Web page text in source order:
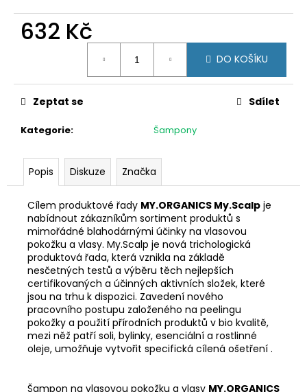
632 Kč
DO KOŠÍKU
Kategorie: Šampony
Zeptat se Sdílet
Popis Diskuze Značka
Cílem produktové řady MY.ORGANICS My.Scalp je
nabídnout zákazníkům sortiment produktů s
mimořádné blahodárnými účinky na vlasovou
pokožku a vlasy. My.Scalp je nová trichologická
produktová řada, která vznikla na základě
nesčetných testů a výběru těch nejlepších
certifikovaných a účinných aktivních složek, které
jsou na trhu k dispozici. Zavedení nového
pracovního postupu založeného na peelingu
pokožky a použití přírodních produktů v bio kvalitě,
mezi něž patří soli, bylinky, esenciální a rostlinné
oleje, umožňuje vytvořit specifická cílená ošetření .
Šampon na vlasovou pokožku a vlasy MY.ORGANICS
KIESELWAX
650